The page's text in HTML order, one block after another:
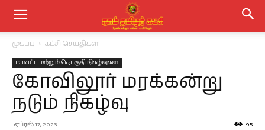
முகப்பு கட்சி செய்திகள்
மாவட்ட மற்றும் தொகுதி நிகழ்வுகள்
கோவிலூர் மரக்கன்று
நடும் நிகழ்வு
ஏப்ரல் 17, 2023 95